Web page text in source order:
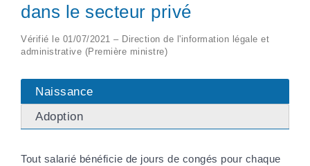
dans le secteur privé
Vérifié le 01/07/2021 – Direction de l'information légale et
administrative (Première ministre)
Naissance
Adoption
Tout salarié bénéficie de jours de congés pour chaque